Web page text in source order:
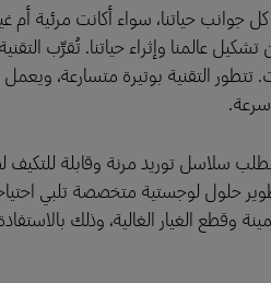
حياتنا، سواء أكانت مرئية أم
عالمنا وإثراء حياتنا. تُقرِّب
تتطور التقنية بوتيرة متسارعة،
سلاسل توريد مرنة وقابلة
حلول لوجستية متخصصة تلبي
الغالية، وذلك بالاستفادة من شبكتنا التي تربط